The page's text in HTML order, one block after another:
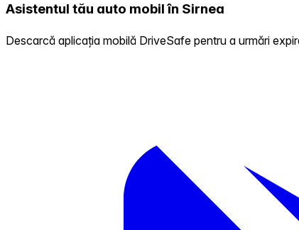
Asistentul tău auto mobil în Sirnea
Descarcă aplicația mobilă DriveSafe pentru a urmări